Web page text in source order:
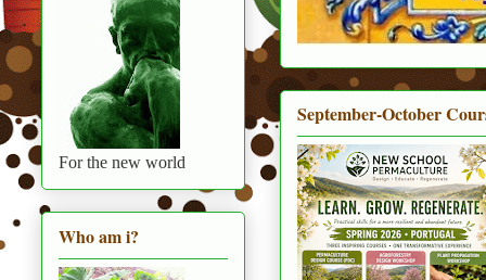
September-October
For the new world
Who am i?